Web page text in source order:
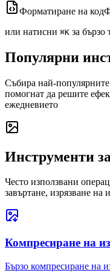
Форматиране на код
или натисни ⌘K за бързо
Популярни
Събира най-
помогнат да решите
ежедневието
Инструменти
Често използвани
завъртане, изрязване на
Компресиране на
Бързо компресиране на